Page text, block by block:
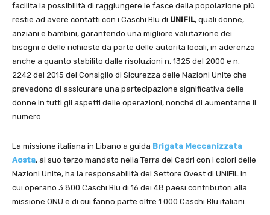
facilita la possibilità di raggiungere le fasce della popolazione più
restie ad avere contatti con i Caschi Blu di UNIFIL, quali donne,
anziani e bambini, garantendo una migliore valutazione dei
bisogni e delle richieste da parte delle autorità locali, in aderenza
anche a quanto stabilito dalle risoluzioni n. 1325 del 2000 e n.
2242 del 2015 del Consiglio di Sicurezza delle Nazioni Unite che
prevedono di assicurare una partecipazione significativa delle
donne in tutti gli aspetti delle operazioni, nonché di aumentarne il
numero.
La missione italiana in Libano a guida Brigata Meccanizzata
Aosta, al suo terzo mandato nella Terra dei Cedri con i colori delle
Nazioni Unite, ha la responsabilità del Settore Ovest di UNIFIL in
cui operano 3.800 Caschi Blu di 16 dei 48 paesi contributori alla
missione ONU e di cui fanno parte oltre 1.000 Caschi Blu italiani.